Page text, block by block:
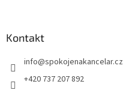
Kontakt
info@spokojenakancelar.cz
+420 737 207 892